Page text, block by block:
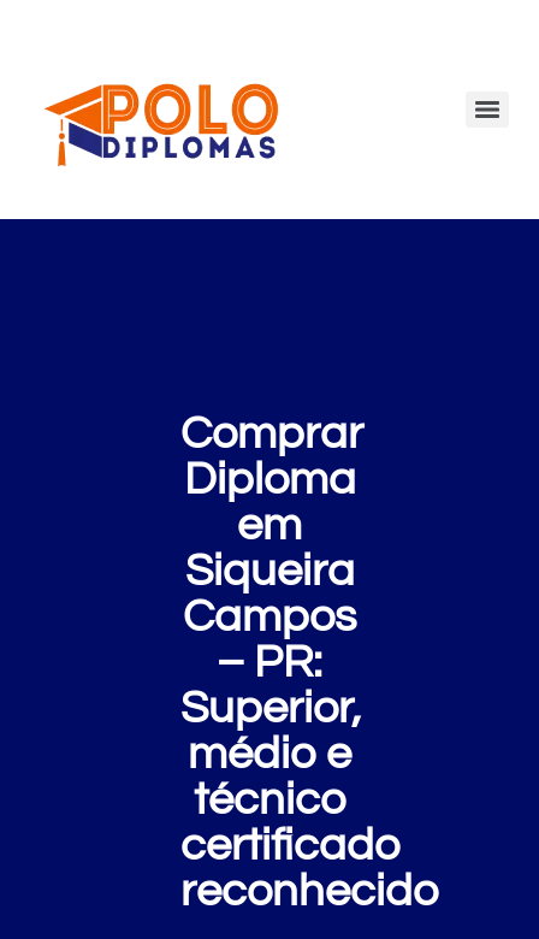
Comprar
Diploma
em
Siqueira
Campos
– PR:
Superior,
médio e
técnico
certificado
reconhecido